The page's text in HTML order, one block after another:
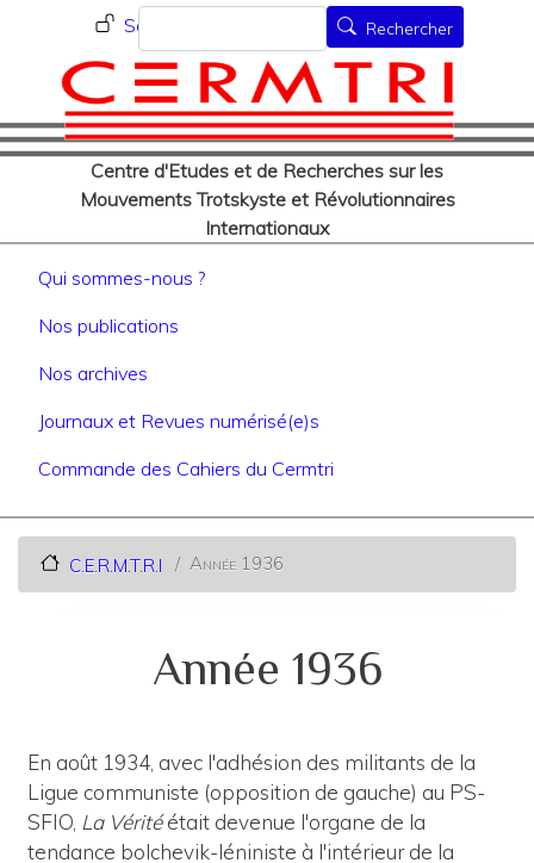
au
contenu
principal
Menu du compte de
Se connecter
Centre d'Etudes et de Recherches sur les
Mouvements Trotskyste et Révolutionnaires
Internationaux
Rechercher Rechercher
Navigation principale
Qui sommes-nous ?
Nos publications
Nos archives
Journaux et Revues numérisé(e)s
Commande des Cahiers du Cermtri
C.E.R.M.T.R.I Année 1936
Année 1936
En août 1934, avec l'adhésion des militants de la
Ligue communiste (opposition de gauche) au PS-
SFIO, La Véritéétait devenue l'organe de la
tendance bolchevik-léniniste à l'intérieur de la